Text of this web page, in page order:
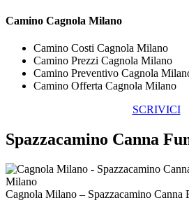
Camino Cagnola Milano
Camino Costi Cagnola Milano
Camino Prezzi Cagnola Milano
Camino Preventivo Cagnola
Camino Offerta Cagnola Milano
SCRIVICI
Spazzacamino Canna
Cagnola Milano – Spazzacamino Canna